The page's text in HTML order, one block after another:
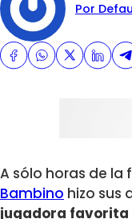
Por
A sólo horas de la
Bambino hizo sus
jugadora favorita